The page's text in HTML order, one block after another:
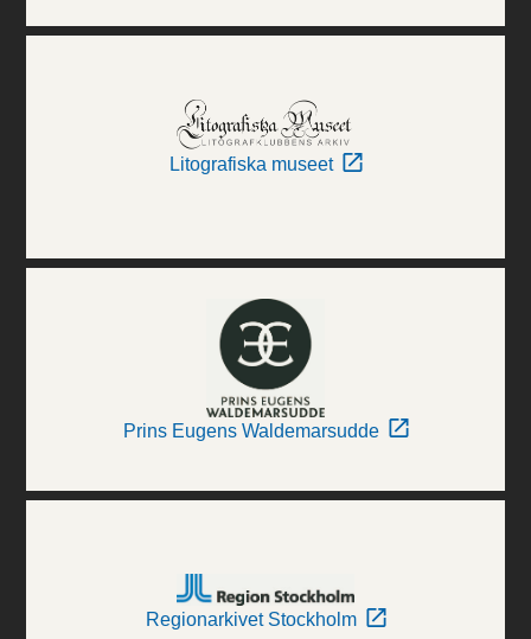
Litografiska museet
Prins Eugens Waldemarsudde
Regionarkivet Stockholm